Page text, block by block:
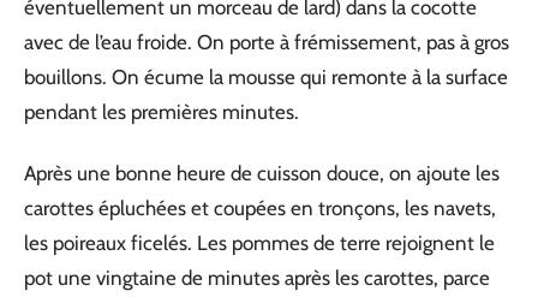
éventuellement un morceau de lard) dans la cocotte
avec de l’eau froide. On porte à frémissement, pas à gros
bouillons. On écume la mousse qui remonte à la surface
pendant les premières minutes.
Après une bonne heure de cuisson douce, on ajoute les
carottes épluchées et coupées en tronçons, les navets,
les poireaux ficelés. Les pommes de terre rejoignent le
pot une vingtaine de minutes après les carottes, parce